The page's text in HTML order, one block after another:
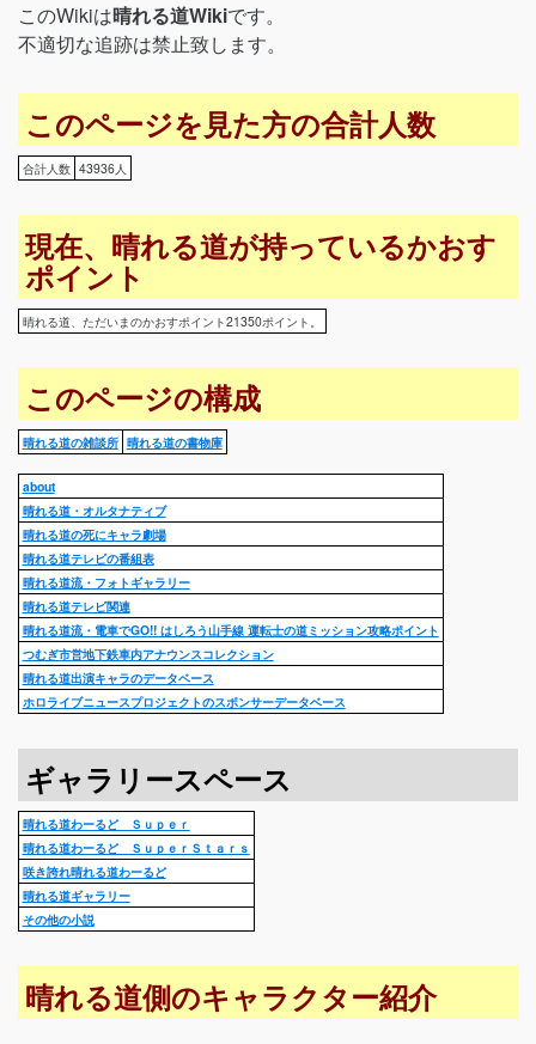
このWikiは晴れる道Wikiです。
不適切な追跡は禁止致します。
このページを見た方の合計人数
合計人数 43936人
現在、晴れる道が持っているかおす
ポイント
晴れる道、ただいまのかおすポイント21350ポイント。
このページの構成
晴れる道の雑談所 晴れる道の書物庫
about
晴れる道・オルタナティブ
晴れる道の死にキャラ劇場
晴れる道テレビの番組表
晴れる道流・フォトギャラリー
晴れる道テレビ関連
晴れる道流・電車でGO!! はしろう山手線 運転士の道ミッション攻略ポイント
つむぎ市営地下鉄車内アナウンスコレクション
晴れる道出演キャラのデータベース
ホロライブニュースプロジェクトのスポンサーデータベース
ギャラリースペース
晴れる道わーるど Ｓｕｐｅｒ
晴れる道わーるど ＳｕｐｅｒＳｔａｒｓ
咲き誇れ晴れる道わーるど
晴れる道ギャラリー
その他の小説
晴れる道側のキャラクター紹介